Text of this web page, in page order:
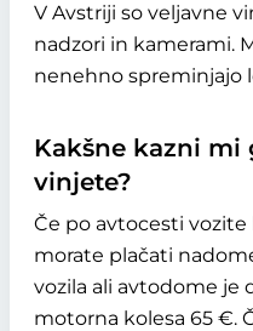
V Avstriji so veljavne
nadzori in kamerami.
nenehno spreminjajo
Kakšne kazni mi
vinjete?
Če po avtocesti
morate plačati
vozila ali avtodome je
motorna kolesa 65 €.